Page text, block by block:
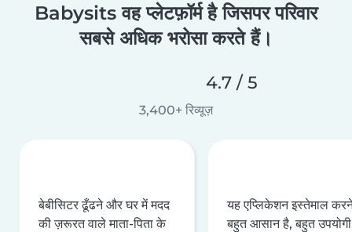
Babysits वह प्लेटफ़ॉर्म है जिसपर परिवार
सबसे अधिक भरोसा करते हैं।
4.7 / 5
3,400+ रिव्यूज़
बेबीसिटर ढूँढने और घर में मदद
की ज़रूरत वाले माता-पिता के
यह एप्लिकेशन इस्तेमाल
बहुत आसान है, बहुत